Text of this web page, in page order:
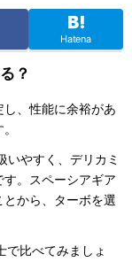
Hatena
？
、性能に余裕があ
やすく、デリカミ
。スペーシアギア
から、ターボを選
比べてみましょ